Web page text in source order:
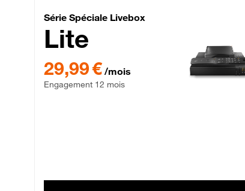
Série Spéciale
Série Spéciale Livebox
Lite
29,99 € par mois , Engagement 12 mois
29,99 € /mois
Engagement 12 mois